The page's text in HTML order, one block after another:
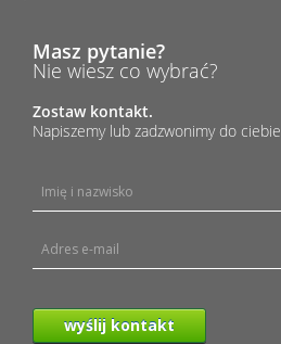
Masz pytanie?
Nie wiesz co wybrać?
Zostaw kontakt.
Napiszemy lub zadzwonimy do ciebie
wyślij kontakt